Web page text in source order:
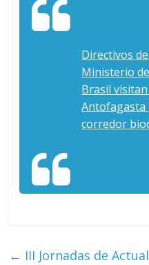
Directivos
Ministerio
Brasil
Antofagasta
corredor
← III Jornadas de